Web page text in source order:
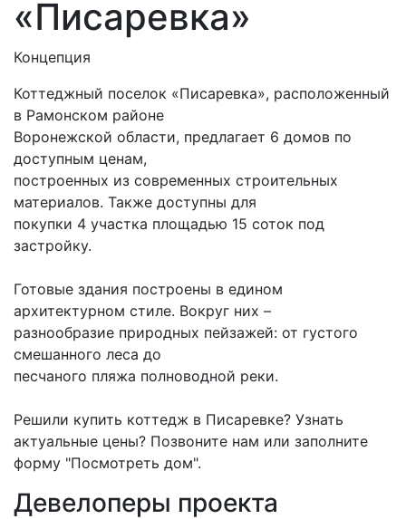
«Писаревка»
Концепция
Коттеджный поселок «Писаревка», расположенный
в Рамонском районе
Воронежской области, предлагает 6 домов по
доступным ценам,
построенных из современных строительных
материалов. Также доступны для
покупки 4 участка площадью 15 соток под
застройку.
Готовые здания построены в едином
архитектурном стиле. Вокруг них –
разнообразие природных пейзажей: от густого
смешанного леса до
песчаного пляжа полноводной реки.
Решили купить коттедж в Писаревке? Узнать
актуальные цены? Позвоните нам или заполните
форму "Посмотреть дом".
Девелоперы проекта